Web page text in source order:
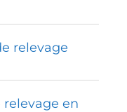
relevage
relevage en